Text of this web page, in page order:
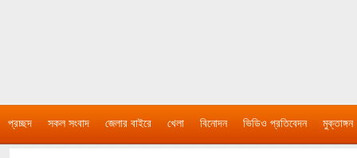
প্রচ্ছদ সকল সংবাদ জেলার বাইরে খেলা বিনোদন ভিডিও প্রতিবেদন মুক্তাঙ্গন